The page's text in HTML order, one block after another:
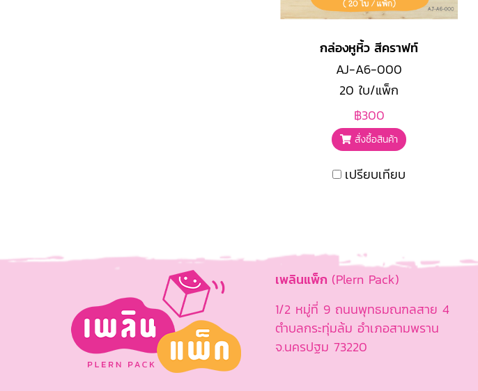
กล่องหูหิ้ว สีคราฟท์
AJ-A6-000
20 ใบ/แพ็ก
฿300
สั่งซื้อสินค้า
เปรียบเทียบ
เพลินแพ็ก (Plern Pack)
1/2 หมู่ที่ 9 ถนนพุทธมณฑลสาย 4
ตำบลกระทุ่มล้ม อำเภอสามพราน
จ.นครปฐม 73220